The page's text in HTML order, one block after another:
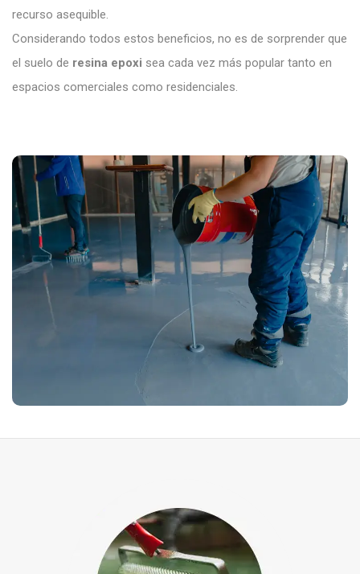
recurso asequible.
Considerando todos estos beneficios, no es de sorprender que
el suelo de resina epoxi sea cada vez más popular tanto en
espacios comerciales como residenciales.